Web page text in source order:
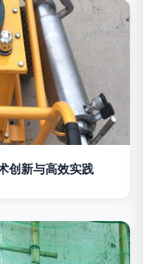
创新与高效实践